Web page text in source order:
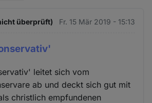
überprüft) Fr. 15 Mär 2019 - 15:13
leitet sich vom
ab und deckt sich gut mit
christlich empfundenen